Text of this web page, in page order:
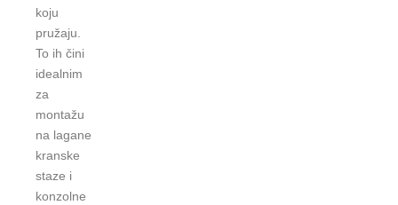
koju
pružaju.
To ih čini
idealnim
za
montažu
na lagane
kranske
staze i
konzolne